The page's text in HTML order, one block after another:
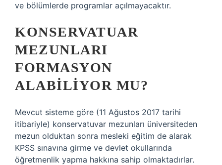
ve bölümlerde programlar açılmayacaktır.
KONSERVATUAR
MEZUNLARI
FORMASYON
ALABILIYOR MU?
Mevcut sisteme göre (11 Ağustos 2017 tarihi
itibariyle) konservatuvar mezunları üniversiteden
mezun olduktan sonra mesleki eğitim de alarak
KPSS sınavına girme ve devlet okullarında
öğretmenlik yapma hakkına sahip olmaktadırlar.